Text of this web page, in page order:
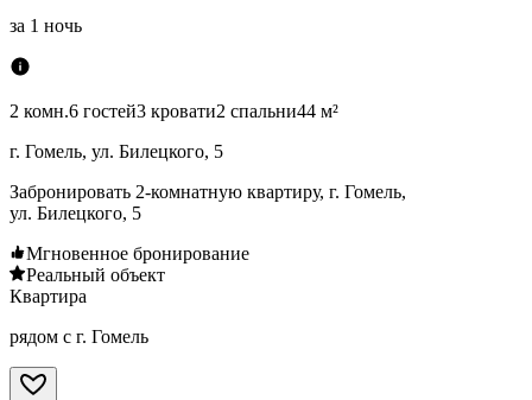
за 1 ночь
2 комн.6 гостей3 кровати2 спальни44 м²
г. Гомель, ул. Билецкого, 5
Забронировать 2-комнатную квартиру, г. Гомель,
ул. Билецкого, 5
Мгновенное бронирование
Реальный объект
Квартира
рядом с г. Гомель